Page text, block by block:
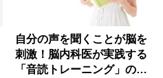
自分の声を聞くことが脳を
刺激！脳内科医が実践する
「音読トレーニング」の極